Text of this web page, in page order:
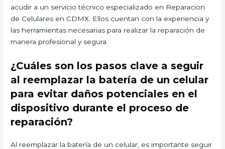
acudir a un servicio técnico especializado en Reparacion
de Celulares en CDMX. Ellos cuentan con la experiencia y
las herramientas necesarias para realizar la reparación de
manera profesional y segura.
¿Cuáles son los pasos clave a seguir
al reemplazar la batería de un celular
para evitar daños potenciales en el
dispositivo durante el proceso de
reparación?
Al reemplazar la batería de un celular, es importante seguir